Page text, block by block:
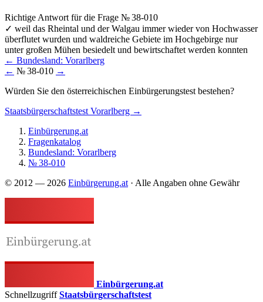
Richtige Antwort für die Frage № 38-010
✓ weil das Rheintal und der Walgau immer wieder von Hochwasser
überflutet wurden und waldreiche Gebiete im Hochgebirge nur
unter großen Mühen besiedelt und bewirtschaftet werden konnten
← Bundesland: Vorarlberg
← № 38-010 →
Würden Sie den österreichischen Einbürgerungstest bestehen?
Staatsbürgerschaftstest Vorarlberg →
Einbürgerung.at
Fragenkatalog
Bundesland: Vorarlberg
№ 38-010
© 2012 — 2026 Einbürgerung.at· Alle Angaben ohne Gewähr
Einbürgerung.at
SchnellzugriffStaatsbürgerschaftstest